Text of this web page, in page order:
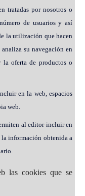
tratadas por nosotros o
de usuarios y así
la utilización que hacen
su navegación en
la oferta de productos o
en la web, espacios
web.
al editor incluir en
información obtenida a
las cookies que se